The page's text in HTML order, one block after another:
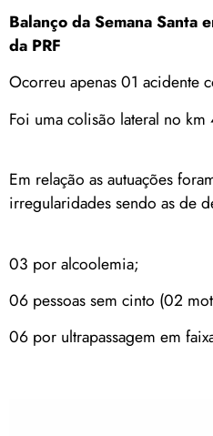
Balanço da Semana Santa
da PRF
Ocorreu apenas 01 acidente
Foi uma colisão lateral no km
Em relação as autuações
irregularidades sendo as de
03 por alcoolemia;
06 pessoas sem cinto (02
06 por ultrapassagem em